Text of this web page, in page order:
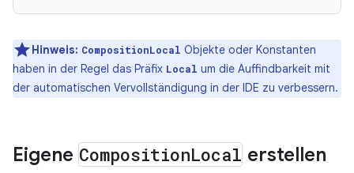
Hinweis: CompositionLocal Objekte oder Konstanten
haben in der Regel das Präfix Local um die Auffindbarkeit mit
der automatischen Vervollständigung in der IDE zu verbessern.
Eigene CompositionLocal erstellen